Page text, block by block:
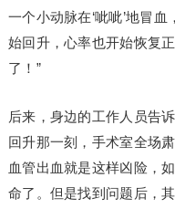
一个小动脉在‘呲呲’地冒
始回升，心率也开始恢复
了！”
后来，身边的工作人员告
回升那一刻，手术室全场
血管出血就是这样凶险，
命了。但是找到问题后，